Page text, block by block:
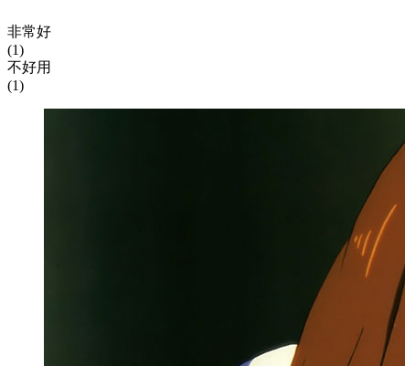
非常好
(1)
不好用
(1)